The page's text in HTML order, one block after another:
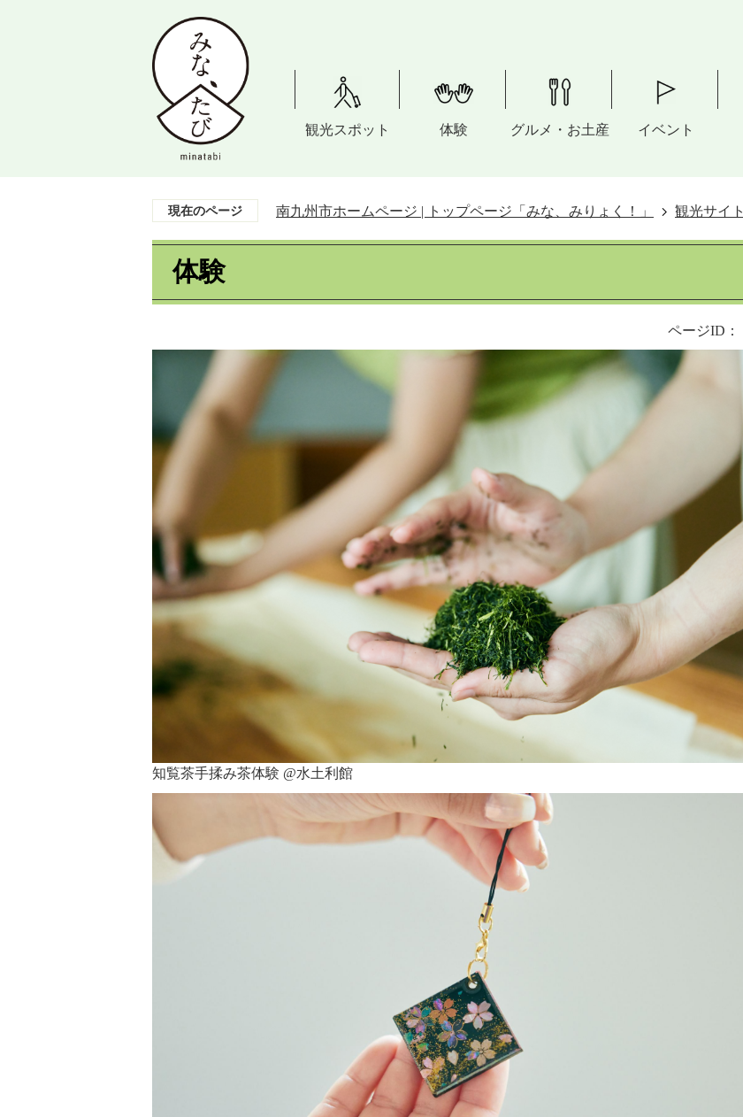
観光スポット 体験 グルメ・お土産 イベント
現在のページ 南九州市ホームページ | トップページ「みな、みりょく！」 観光サイト
体験
ページID：
知覧茶手揉み茶体験 @水土利館